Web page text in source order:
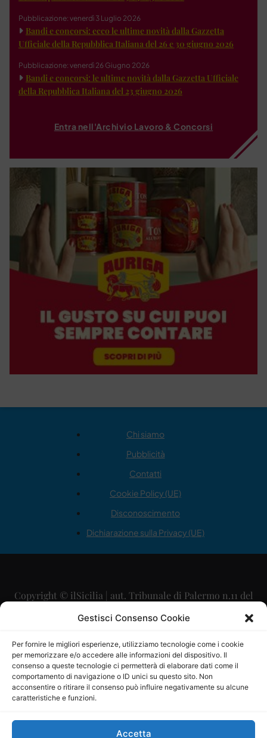
Gestisci Consenso Cookie
Per fornire le migliori esperienze, utilizziamo tecnologie come i cookie
per memorizzare e/o accedere alle informazioni del dispositivo. Il
consenso a queste tecnologie ci permetterà di elaborare dati come il
comportamento di navigazione o ID unici su questo sito. Non
acconsentire o ritirare il consenso può influire negativamente su alcune
caratteristiche e funzioni.
Accetta
Pubblicazione: venerdì 3 Luglio 2026
Bandi e concorsi: ecco le ultime novità dalla Gazzetta
Ufficiale della Repubblica Italiana del 26 e 30 giugno 2026
Pubblicazione: venerdì 26 Giugno 2026
Bandi e concorsi: le ultime novità dalla Gazzetta Ufficiale
della Repubblica Italiana del 23 giugno 2026
Entra nell'Archivio Lavoro & Concorsi
Chi siamo
Pubblicità
Contatti
Cookie Policy (UE)
Disconoscimento
Dichiarazione sulla Privacy (UE)
Copyright © ilSicilia | aut. Tribunale di Palermo n.11 del
29/09/2015
Direttore Editoriale: Maurizio Scaglione
Direttore Responsabile: Maria Calabrese
P.IVA: 06334930820